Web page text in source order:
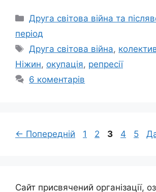
Категорії
Друга світова війна та
період
Позначки
Друга світова війна,
Ніжин, окупація, репресії
6 коментарів
← Попередній Сторінка
1 Сторінка
2 Сторінка
3 4 5
Сайт присвячений організації,